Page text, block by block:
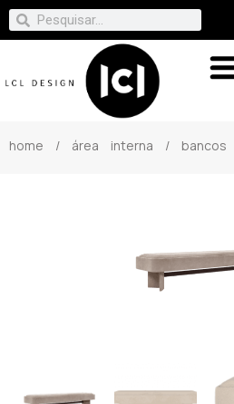
home / área interna / bancos